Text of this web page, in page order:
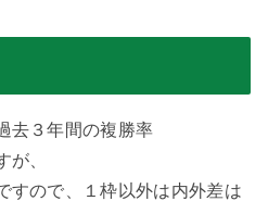
去３年間の複勝率
が、
すので、１枠以外は内外差は